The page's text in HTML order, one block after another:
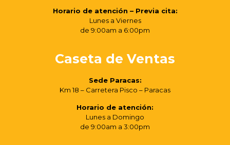
Horario de atención – Previa cita:
Lunes a Viernes
de 9:00am a 6:00pm
Caseta de Ventas
Sede Paracas:
Km 18 – Carretera Pisco – Paracas
Horario de atención:
Lunes a Domingo
de 9:00am a 3:00pm